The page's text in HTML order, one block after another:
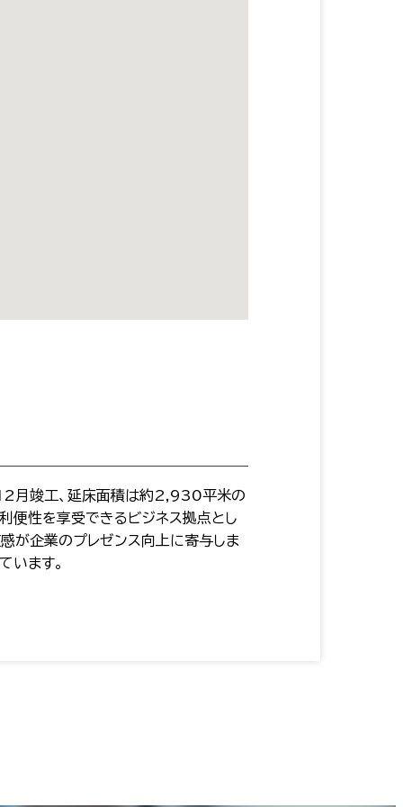
12月竣工、延床面積は約2,930平米の
便性を享受できるビジネス拠点とし
が企業のプレゼンス向上に寄与しま
います。